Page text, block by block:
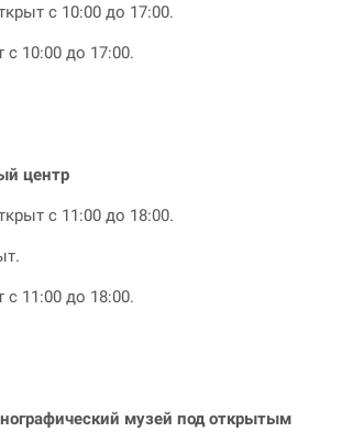
с 10:00 до 17:00.
с 10:00 до 17:00.
центр
с 11:00 до 18:00.
с 11:00 до 18:00.
музей под открытым